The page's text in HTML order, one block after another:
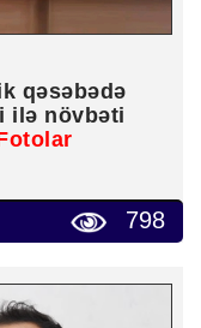
qəsəbədə
ilə növbəti
798